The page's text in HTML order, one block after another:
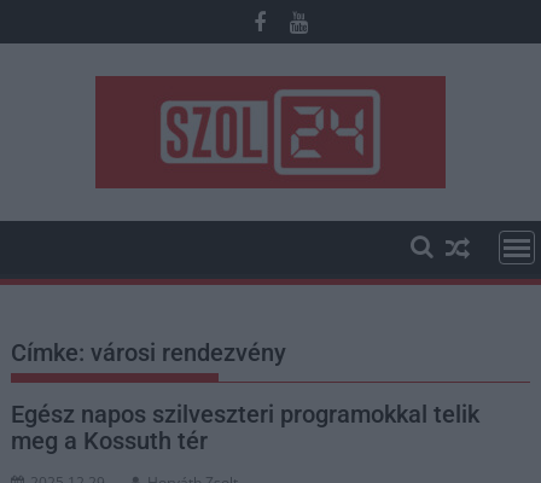
to
Címke:városi rendezvény
Egész napos szilveszteri programokkal telik
meg a Kossuth tér